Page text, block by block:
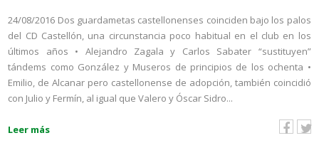
24/08/2016 Dos guardametas castellonenses coinciden bajo los palos
del CD Castellón, una circunstancia poco habitual en el club en los
últimos años • Alejandro Zagala y Carlos Sabater “sustituyen”
tándems como González y Museros de principios de los ochenta •
Emilio, de Alcanar pero castellonense de adopción, también coincidió
con Julio y Fermín, al igual que Valero y Óscar Sidro...
Leer más